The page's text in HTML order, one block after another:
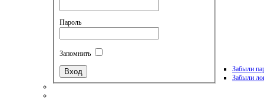
Пароль
Запомнить
Забыли
Забыли